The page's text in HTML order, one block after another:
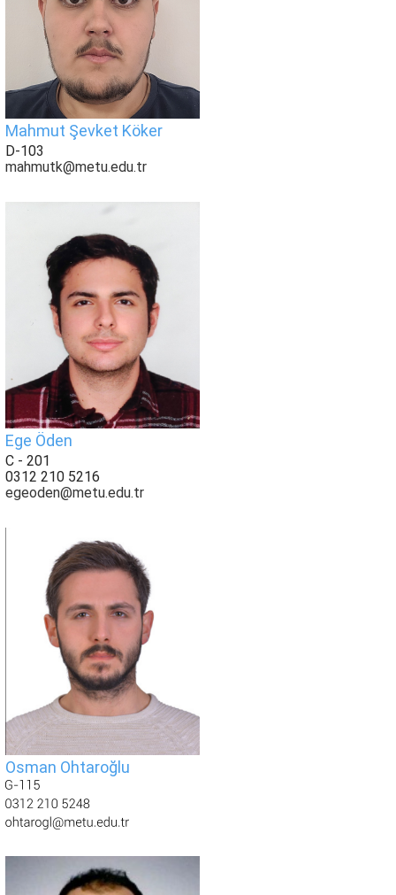
Mahmut Şevket Köker
D-103
mahmutk@metu.edu.tr
Ege Öden
C - 201
0312 210 5216
egeoden@metu.edu.tr
Osman Ohtaroğlu